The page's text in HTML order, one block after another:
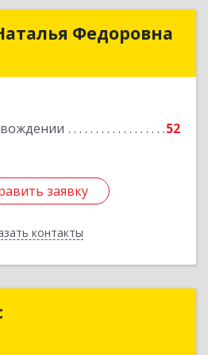
Федоровна
52
заявку
контакты
Федоровна
Подробнее
заявку
Назад